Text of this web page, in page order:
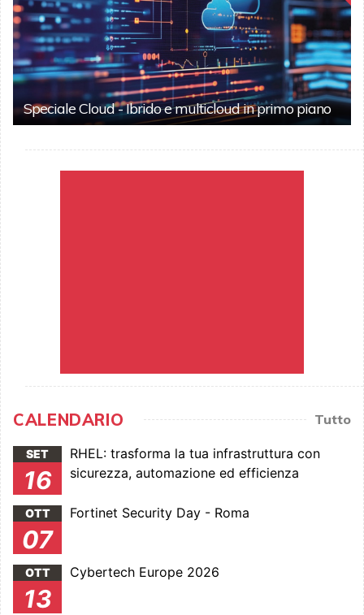
Speciale Cloud - Ibrido e multicloud in primo piano
CALENDARIO Tutto
SET
16
RHEL: trasforma la tua infrastruttura con
sicurezza, automazione ed efficienza
OTT
07
Fortinet Security Day - Roma
OTT
13
Cybertech Europe 2026